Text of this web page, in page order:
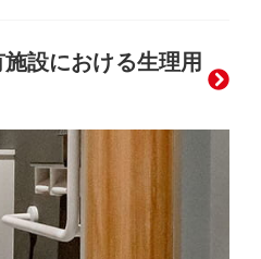
設における生理用